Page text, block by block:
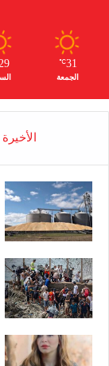
31
℃
الجمعة
29
الأخيرة